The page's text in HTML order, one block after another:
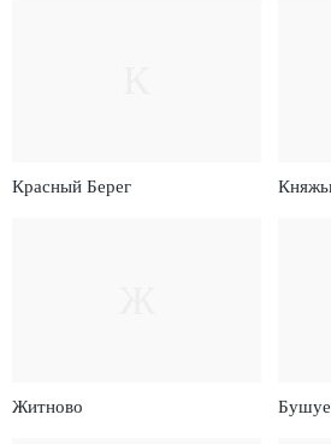
Красный Берег
Житново